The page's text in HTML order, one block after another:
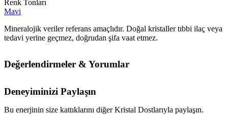
Renk Tonları
Mavi
Mineralojik veriler referans amaçlıdır. Doğal kristaller tıbbi ilaç veya
tedavi yerine geçmez, doğrudan şifa vaat etmez.
Değerlendirmeler & Yorumlar
Deneyiminizi Paylaşın
Bu enerjinin size kattıklarını diğer Kristal Dostlarıyla paylaşın.